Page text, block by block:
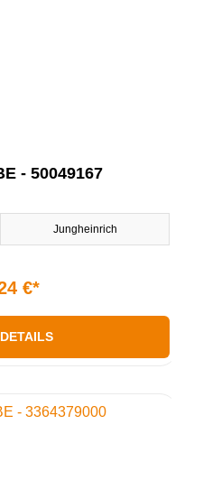
- 50049167
Jungheinrich
€*